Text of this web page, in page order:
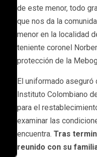
de este menor, todo
que nos da la
menor en la localidad
teniente coronel
protección de la
El uniformado
Instituto Colombiano
para el
examinar las
encuentra. Tras
reunido con su